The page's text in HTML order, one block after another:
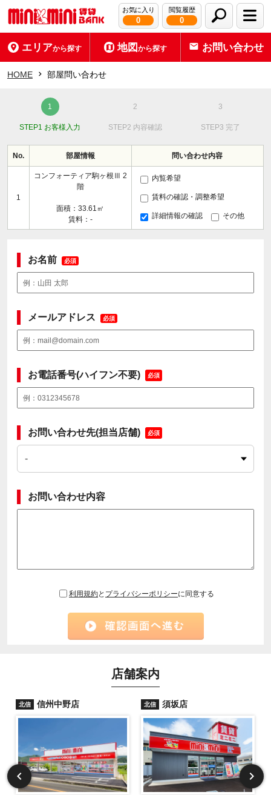
お気に入り
0
閲覧履歴
0
エリアから探す 地図から探す お問い合わせ
HOME 部屋問い合わせ
STEP1 お客様入力 STEP2 内容確認 STEP3 完了
No. 部屋情報 問い合わせ内容
1
コンフォーティア駒ヶ根Ⅲ 2
階
面積：33.61㎡
賃料：-
内覧希望
賃料の確認・調整希望
詳細情報の確認 その他
お名前 必須
メールアドレス 必須
お電話番号(ハイフン不要) 必須
お問い合わせ先(担当店舗) 必須
お問い合わせ内容
利用規約と プライバシーポリシーに同意する
店舗案内
北信 信州中野店 北信 須坂店